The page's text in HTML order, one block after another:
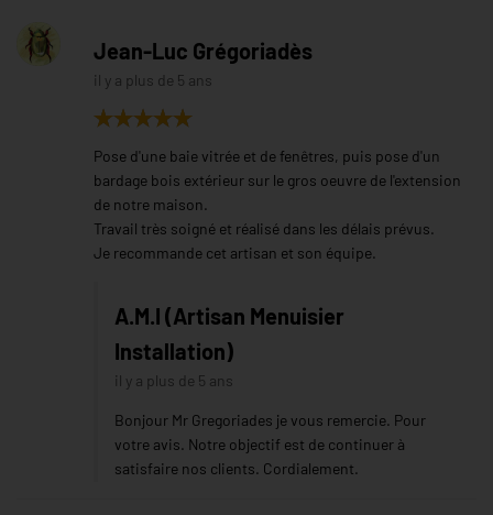
Jean-Luc Grégoriadès
il y a plus de 5 ans
Pose d'une baie vitrée et de fenêtres, puis pose d'un
bardage bois extérieur sur le gros oeuvre de l'extension
de notre maison.
Travail très soigné et réalisé dans les délais prévus.
Je recommande cet artisan et son équipe.
A.M.I (Artisan Menuisier
Installation)
il y a plus de 5 ans
Bonjour Mr Gregoriades je vous remercie. Pour
votre avis. Notre objectif est de continuer à
satisfaire nos clients. Cordialement.